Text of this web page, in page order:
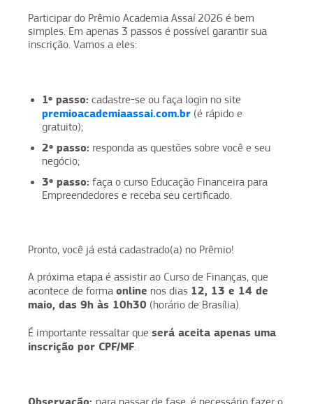
Participar do Prêmio Academia Assaí 2026 é bem
simples. Em apenas 3 passos é possível garantir sua
inscrição. Vamos a eles:
1º passo: cadastre-se ou faça login no site
premioacademiaassai.com.br (é rápido e
gratuito);
2º passo: responda as questões sobre você e seu
negócio;
3º passo: faça o curso Educação Financeira para
Empreendedores e receba seu certificado.
Pronto, você já está cadastrado(a) no Prêmio!
A próxima etapa é assistir ao Curso de Finanças, que
acontece de forma online nos dias 12, 13 e 14 de
maio, das 9h às 10h30 (horário de Brasília).
É importante ressaltar que será aceita apenas uma
inscrição por CPF/MF.